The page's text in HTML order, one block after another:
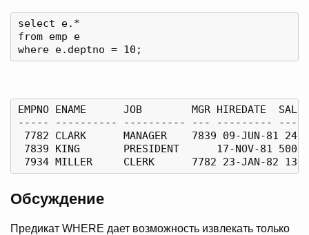
select e.*
from emp e
EMPNO ENAME      JOB        MGR HIREDATE  SAL
----- ---------- ---------- --- --------- ---
7782 CLARK      MANAGER    7839 09-JUN-81
7839 KING       PRESIDENT      17-NOV-81
Обсуждение
Предикат WHERE дает возможность извлекать только